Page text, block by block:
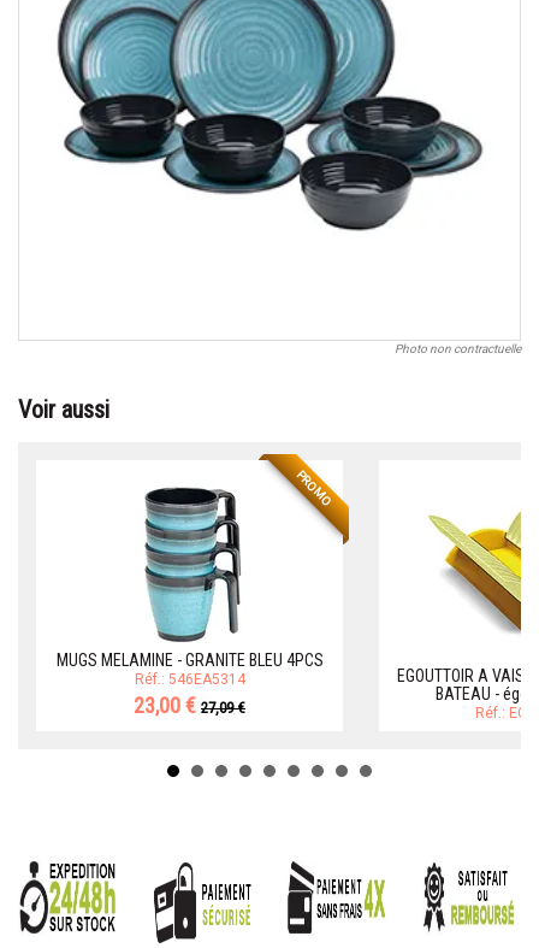
Photo non contractuelle
Voir aussi
PROMO
MUGS MELAMINE - GRANITE BLEU 4PCS
Réf.: 546EA5314
23,00 € 27,09 €
EGOUTTOIR A
BATEAU -
Réf.: